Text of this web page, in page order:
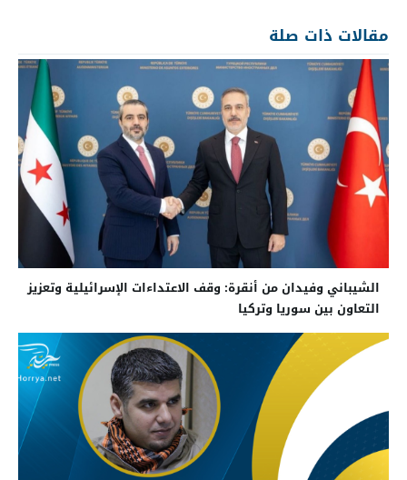
مقالات ذات صلة
الشيباني وفيدان من أنقرة: وقف الاعتداءات الإسرائيلية وتعزيز
التعاون بين سوريا وتركيا